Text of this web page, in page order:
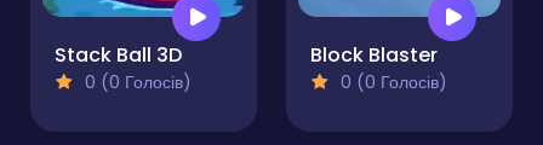
Stack Ball 3D
0 (0 Голосів)
Block Blaster
0 (0 Голосів)